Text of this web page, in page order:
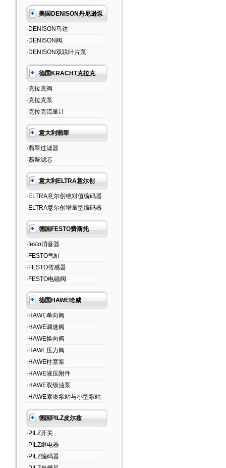
美国DENISON丹尼逊泵
·DENISON马达
·DENISON阀
·DENISON双联叶片泵
德国KRACHT克拉克
·克拉克阀
·克拉克泵
·克拉克流量计
意大利翡翠
·翡翠过滤器
·翡翠滤芯
意大利ELTRA意尔创
·ELTRA意尔创绝对值编码器
·ELTRA意尔创增量型编码器
德国FESTO费斯托
·festo消音器
·FESTO气缸
·FESTO传感器
·FESTO电磁阀
德国HAWE哈威
·HAWE单向阀
·HAWE调速阀
·HAWE换向阀
·HAWE压力阀
·HAWE柱塞泵
·HAWE液压附件
·HAWE双级油泵
·HAWE紧凑泵站与小型泵站
德国PILZ皮尔兹
·PILZ开关
·PILZ继电器
·PILZ编码器